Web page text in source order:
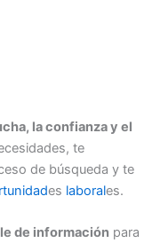
la confianza y el
te
de búsqueda y te
es laborales.
de información para